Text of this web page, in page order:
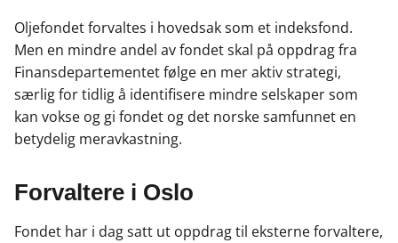
e
b
o
o
k
k
e
d
I
n
o
s
Oljefondet forvaltes i hovedsak som et indeksfond.
Men en mindre andel av fondet skal på oppdrag fra
Finansdepartementet følge en mer aktiv strategi,
særlig for tidlig å identifisere mindre selskaper som
kan vokse og gi fondet og det norske samfunnet en
betydelig meravkastning.
Forvaltere i Oslo
Fondet har i dag satt ut oppdrag til eksterne forvaltere,